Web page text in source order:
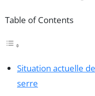
Table of Contents
Situation actuelle
serre